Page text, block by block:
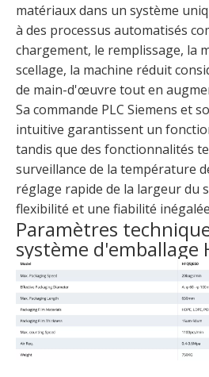
matériaux dans un système
à des processus automatisés
chargement, le remplissage, la
scellage, la machine réduit
de main-d'œuvre tout en
Sa commande PLC Siemens et
intuitive garantissent un
tandis que des fonctionnalités
surveillance de la température
réglage rapide de la largeur du
flexibilité et une fiabilité
Paramètres
système d'emballage